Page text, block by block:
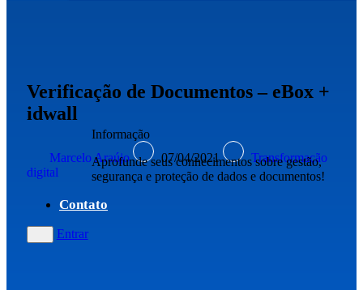
Informação
Aprofunde seus conhecimentos sobre gestão,
segurança e proteção de dados e documentos!
Contato
Entrar
Verificação de Documentos – eBox +
idwall
Marcelo Araújo 07/04/2021
Transformação
digital